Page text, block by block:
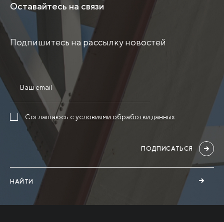
Оставайтесь на связи
Подпишитесь на рассылку новостей
НАЙТИ
Соглашаюсь с условиями обработки данных
ПОДПИСАТЬСЯ